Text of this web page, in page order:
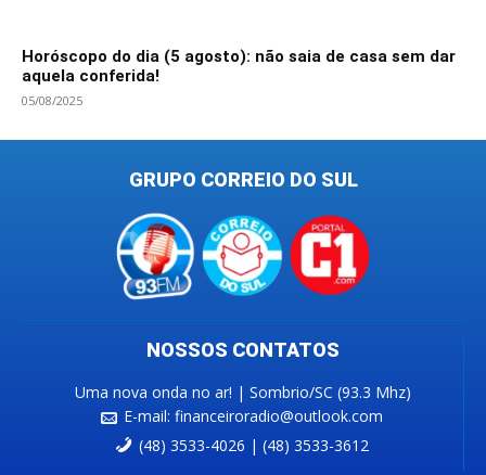
Horóscopo do dia (5 agosto): não saia de casa sem dar
aquela conferida!
05/08/2025
GRUPO CORREIO DO SUL
NOSSOS CONTATOS
Uma nova onda no ar! | Sombrio/SC (93.3 Mhz)
E-mail: financeiroradio@outlook.com
(48) 3533-4026 | (48) 3533-3612